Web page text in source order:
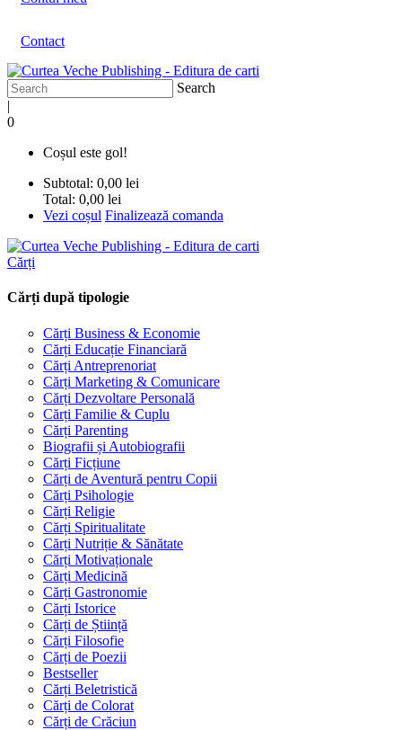
Contact
Search
|
0
Coșul este gol!
Subtotal: 0,00 lei
Total: 0,00 lei
Vezi coșul Finalizează comanda
Cărți
Cărți după tipologie
Cărți Business & Economie
Cărți Educație Financiară
Cărți Antreprenoriat
Cărți Marketing & Comunicare
Cărți Dezvoltare Personală
Cărți Familie & Cuplu
Cărți Parenting
Biografii și Autobiografii
Cărți Ficțiune
Cărți de Aventură pentru Copii
Cărți Psihologie
Cărți Religie
Cărți Spiritualitate
Cărți Nutriție & Sănătate
Cărți Motivaționale
Cărți Medicină
Cărți Gastronomie
Cărți Istorice
Cărți de Știință
Cărți Filosofie
Cărți de Poezii
Bestseller
Cărți Beletristică
Cărți de Colorat
Cărți de Crăciun